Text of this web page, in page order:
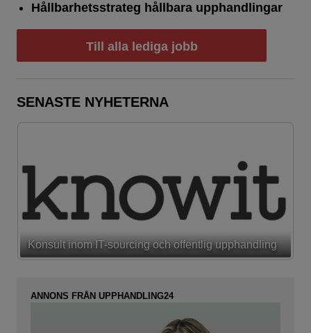
Hållbarhetsstrateg hållbara upphandlingar
Till alla lediga jobb
SENASTE NYHETERNA
Konsult inom IT-sourcing och offentlig upphandling
ANNONS FRÅN UPPHANDLING24